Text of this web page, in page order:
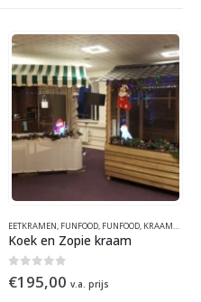
THEMAFEESTEN & EVENEMENTEN,WINTER
,FUNFOOD,KRAAMCONCEPTEN,WINTER
EETKRAMEN FUNFOOD FUNFOOD KRAAMCONCEPTEN
Koek en Zopie kraam
0out of 5
€195,00 v.a. prijs